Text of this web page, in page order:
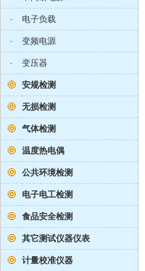
· 电子负载
· 变频电源
· 变压器
安规检测
无损检测
气体检测
温度热电偶
公共环境检测
电子电工检测
食品安全检测
其它测试仪器仪表
计量校准仪器